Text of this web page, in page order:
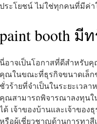
ประโยชน์ ไม่ใช่ทุกคนที่มีค่า
paint booth
นี่อาจเป็นโอกาสที่ดีสำหรับ
คุณในขณะที่ธุรกิจขนาดเล็ก
ชั่วร้ายที่จำเป็นในระยะเว
คุณสามารถพิจารณาลงทุนใ
ได้ เจ้าของบ้านและเจ้าของ
หรือผู้เชี่ยวชาญด้านการทา